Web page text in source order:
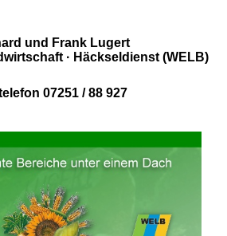
und Frank Lugert
· Häckseldienst (WELB)
07251 / 88 927